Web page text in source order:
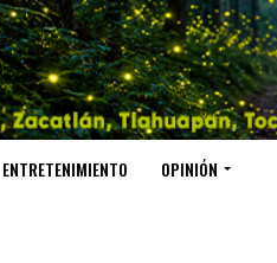
ENTRETENIMIENTO OPINIÓN